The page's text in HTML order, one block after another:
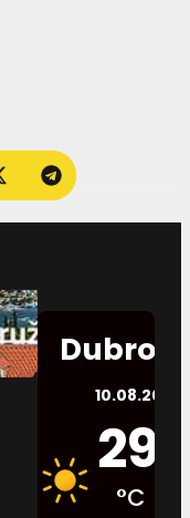
10.08.2026.
29
°C